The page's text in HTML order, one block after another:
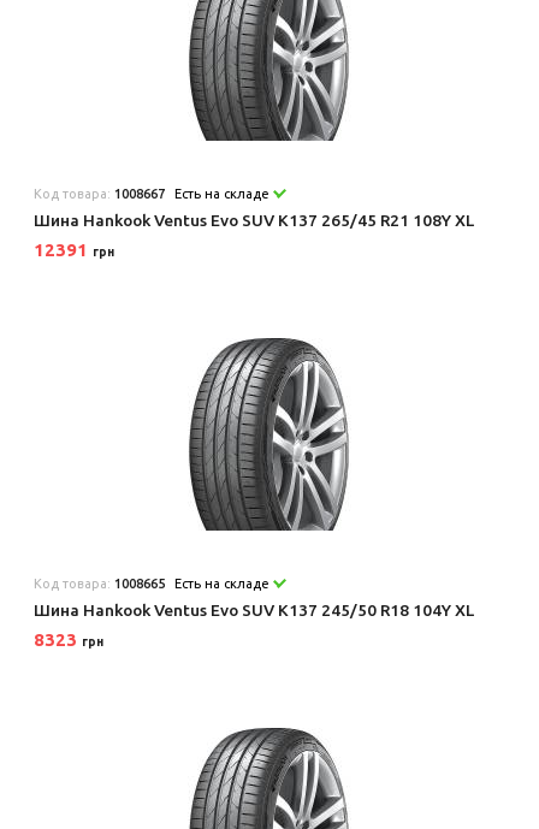
Код товара: 1008667 Есть на складе
Шина Hankook Ventus Evo SUV K137 265/45 R21 108Y XL
12391 грн
Код товара: 1008665 Есть на складе
Шина Hankook Ventus Evo SUV K137 245/50 R18 104Y XL
8323 грн